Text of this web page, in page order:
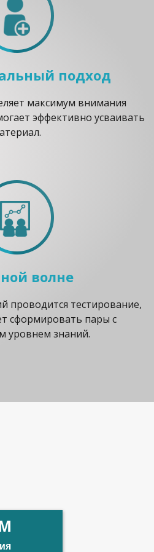
подход
максимум внимания
эффективно усваивать
волне
проводится тестирование,
сформировать пары с
уровнем знаний.